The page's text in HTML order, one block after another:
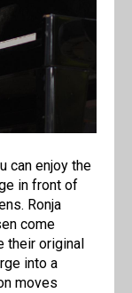
can enjoy the
in front of
Ronja
come
their original
into a
moves